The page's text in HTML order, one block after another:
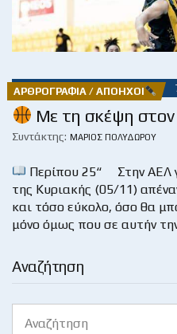
Αναζήτηση
for:
ΑΡΘΡΟΓΡΑΦΊΑ / ΑΠΌΗΧΟΙ
Με τη σκέψη
Συντάκτης: ΜΆΡΙΟΣ ΠΟΛΥΔΏΡΟΥ
Περίπου 25“ Στην ΑΕΛ
της Κυριακής (05/11)
και τόσο εύκολο, όσο θα
μόνο όμως που σε αυτήν